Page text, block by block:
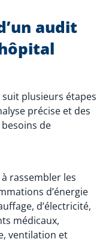
audit
plusieurs étapes
précise et des
de
rassembler les
d’énergie
d’électricité,
médicaux,
ventilation et